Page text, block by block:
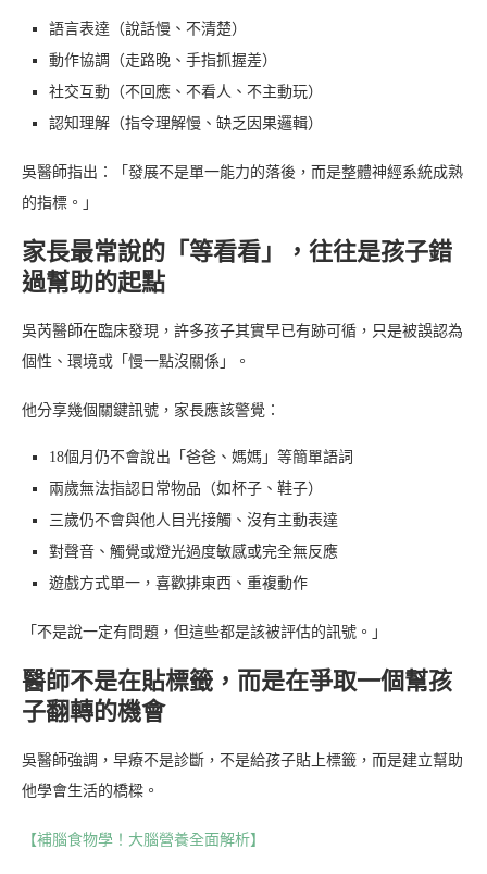
語言表達（說話慢、不清楚）
動作協調（走路晚、手指抓握差）
社交互動（不回應、不看人、不主動玩）
認知理解（指令理解慢、缺乏因果邏輯）
吳醫師指出：「發展不是單一能力的落後，而是整體神經系統成熟
的指標。」
家長最常說的「等看看」，往往是孩子錯
過幫助的起點
吳芮醫師在臨床發現，許多孩子其實早已有跡可循，只是被誤認為
個性、環境或「慢一點沒關係」。
他分享幾個關鍵訊號，家長應該警覺：
18個月仍不會說出「爸爸、媽媽」等簡單語詞
兩歲無法指認日常物品（如杯子、鞋子）
三歲仍不會與他人目光接觸、沒有主動表達
對聲音、觸覺或燈光過度敏感或完全無反應
遊戲方式單一，喜歡排東西、重複動作
「不是說一定有問題，但這些都是該被評估的訊號。」
醫師不是在貼標籤，而是在爭取一個幫孩
子翻轉的機會
吳醫師強調，早療不是診斷，不是給孩子貼上標籤，而是建立幫助
他學會生活的橋樑。
【補腦食物學！大腦營養全面解析】